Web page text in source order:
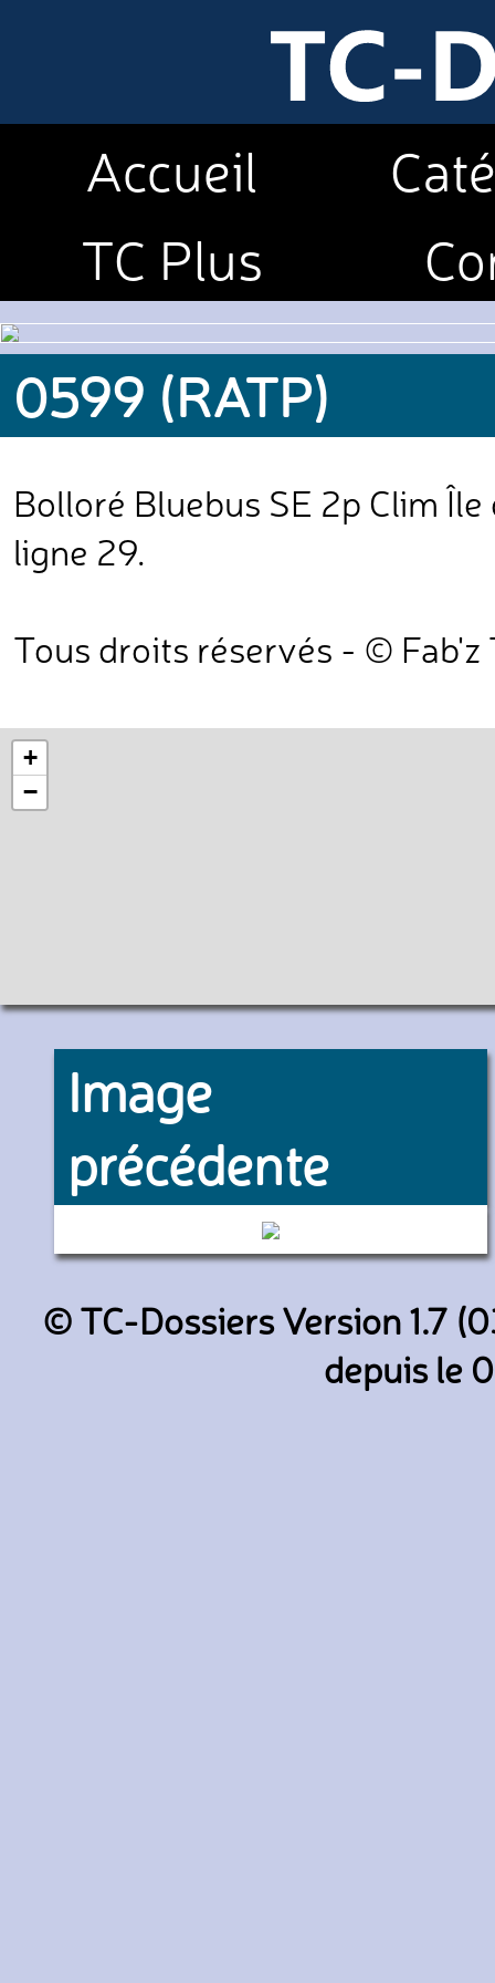
Accueil
TC Plus
0599 (RATP)
Bolloré Bluebus SE 2p Clim
ligne 29.
Tous droits réservés - © Fab'z
+
−
Image
précédente
9338 (RATP)
© TC-Dossiers Version 1.7
depuis le